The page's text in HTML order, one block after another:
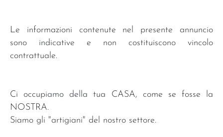
Le informazioni contenute nel presente annuncio
sono indicative e non costituiscono vincolo
contrattuale.
Ci occupiamo della tua CASA, come se fosse la
NOSTRA.
Siamo gli "artigiani" del nostro settore.